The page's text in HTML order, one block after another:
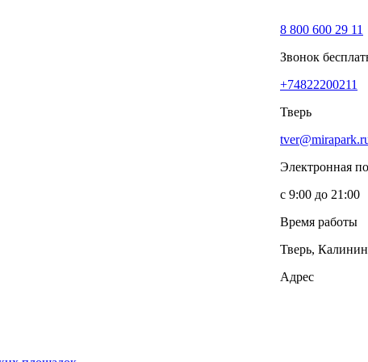
8 800 600 29 11
Звонок
+74822200211
Тверь
Электронная
с 9:00 до 21:00
Время работы
Тверь,
Адрес